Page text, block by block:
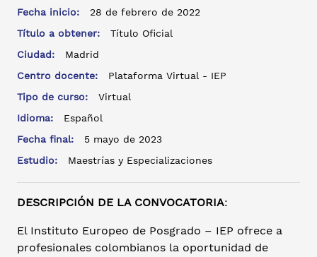
Fecha inicio:
28 de febrero de 2022
Título a obtener:
Título Oficial
Ciudad:
Madrid
Centro docente:
Plataforma Virtual - IEP
Tipo de curso:
Virtual
Idioma:
Español
Fecha final:
5 mayo de 2023
Estudio:
Maestrías y Especializaciones
DESCRIPCIÓN DE LA CONVOCATORIA:
El Instituto Europeo de Posgrado – IEP ofrece a
profesionales colombianos la oportunidad de